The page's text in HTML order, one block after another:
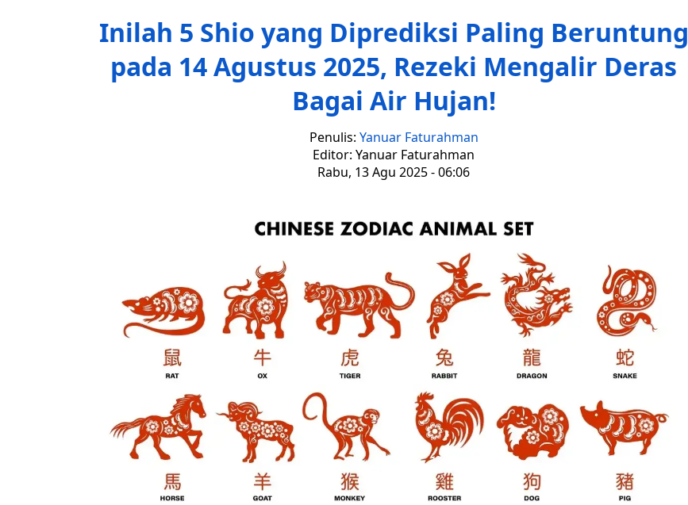
Inilah 5 Shio yang Diprediksi Paling Beruntung
pada 14 Agustus 2025, Rezeki Mengalir Deras
Bagai Air Hujan!
Penulis: Yanuar Faturahman
Editor: Yanuar Faturahman
Rabu, 13 Agu 2025 - 06:06